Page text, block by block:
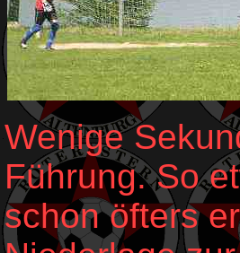
Wenige
Führung. So
schon öfters